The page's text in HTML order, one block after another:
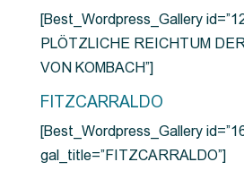
[Best_Wordpress_Gallery
PLÖTZLICHE REICHTUM
VON KOMBACH”]
FITZCARRALDO
[Best_Wordpress_Gallery
gal_title=”FITZCARRALDO”]